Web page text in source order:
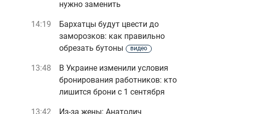
нужно заменить
14:19
Бархатцы будут цвести до
заморозков: как правильно
обрезать бутоны
видео
13:48
В Украине изменили условия
бронирования работников: кто
лишится брони с 1 сентября
13:42 Из-за жены: Анатолич